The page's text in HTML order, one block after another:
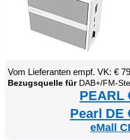
Vom Lieferanten empf. VK: €
Bezugsquelle fürDAB+/FM-
PEARL
Pearl DE
eMall